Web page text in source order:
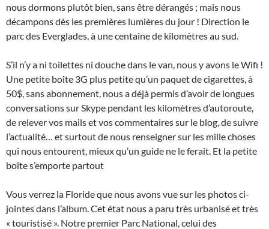
nous dormons plutôt bien, sans être dérangés ; mais nous
décampons dès les premières lumières du jour ! Direction le
parc des Everglades, à une centaine de kilomètres au sud.
S’il n’y a ni toilettes ni douche dans le van, nous y avons le Wifi !
Une petite boîte 3G plus petite qu’un paquet de cigarettes, à
50$, sans abonnement, nous a déjà permis d’avoir de longues
conversations sur Skype pendant les kilomètres d’autoroute,
de relever vos mails et vos commentaires sur le blog, de suivre
l’actualité… et surtout de nous renseigner sur les mille choses
qui nous entourent, mieux qu’un guide ne le ferait. Et la petite
boîte s’emporte partout
Vous verrez la Floride que nous avons vue sur les photos ci-
jointes dans l’album. Cet état nous a paru très urbanisé et très
« touristisé ». Notre premier Parc National, celui des